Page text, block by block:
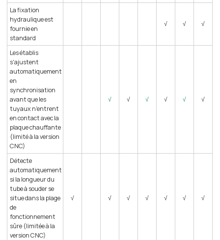
La fixation
hydraulique est
fournie en
standard
√ √ √
Les établis
s'ajustent
automatiquement
en
synchronisation
avant que les
tuyaux n'entrent
en contact avec la
plaque chauffante
(limité à la version
CNC)
√ √ √ √ √ √
Détecte
automatiquement
si la longueur du
tube à souder se
situe dans la plage
de
fonctionnement
sûre (limitée à la
version CNC)
√ √ √ √ √ √ √